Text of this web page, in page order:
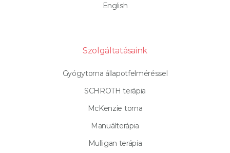
English
Szolgáltatásaink
Gyógytorna állapotfelméréssel
SCHROTH terápia
McKenzie torna
Manuálterápia
Mulligan terápia